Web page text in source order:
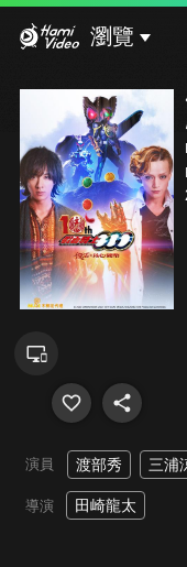
瀏覽
演員 渡部秀 三浦
導演 田崎龍太